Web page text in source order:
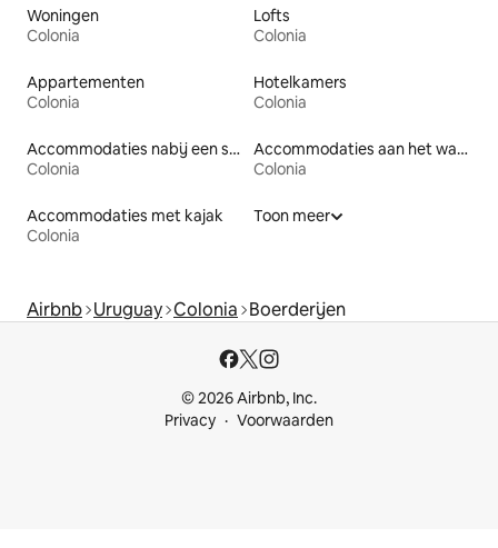
Woningen
Colonia
Lofts
Colonia
Appartementen
Colonia
Hotelkamers
Colonia
Accommodaties nabij een strand
Colonia
Accommodaties aan het water
Colonia
Accommodaties met kajak
Colonia
Toon meer
Airbnb Uruguay Colonia Boerderijen
© 2026 Airbnb, Inc.
Privacy
Voorwaarden